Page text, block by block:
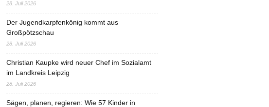
28. Juli 2026
Der Jugendkarpfenkönig kommt aus
Großpötzschau
28. Juli 2026
Christian Kaupke wird neuer Chef im Sozialamt
im Landkreis Leipzig
28. Juli 2026
Sägen, planen, regieren: Wie 57 Kinder in